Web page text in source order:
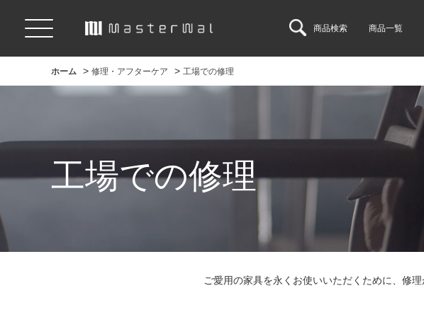
商品検索 商品一覧
ホーム > 修理・アフターケア > 工場での修理
工場での修理
ご愛用の家具を永くお使いいただくために、修